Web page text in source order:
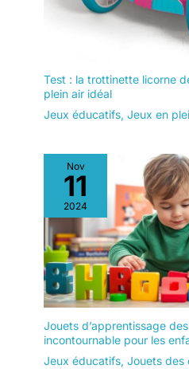
Test : la trottinette licorne
plein air idéal
Jeux éducatifs, Jeux en
Nov
11
2024
Jouets d’apprentissage
incontournable pour les
Jeux éducatifs, Jouets des